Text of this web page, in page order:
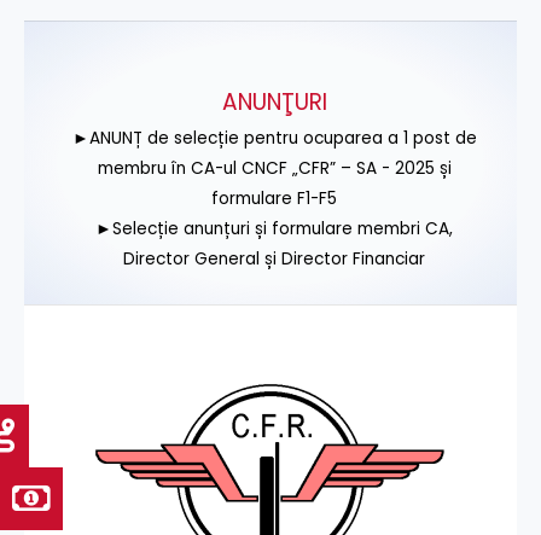
ANUNŢURI
►ANUNȚ de selecție pentru ocuparea a 1 post de
membru în CA-ul CNCF „CFR” – SA - 2025 și
formulare F1-F5
►Selecție anunțuri și formulare membri CA,
Director General și Director Financiar